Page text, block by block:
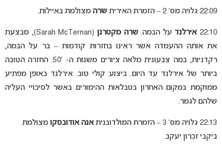
22:09 גלויה מס’ 2 – הזמרת האירית שרה מצולמת באיילות.
22:10 אירלנד על הבמה.שרה מקטרנן
(Sarah McTernan), מבצעת
את אותה ההעמדה אשר ראינו בחזרות קודמות – בר על הבמה,
רקדניות, במה צבעונית מלאה ציורים משנות ה- 50′. החזרה הטובה
ביותר של אירלנד עד היום. ביצוע קולי טוב. אירלנד באופן מפתיע
ממוקמת במקום האחרון בטבלאות ההימורים באשר לסיכויי העליה
שלהם לגמר.
22:13 גלויה מס’ 3 – הזמרת המולדובנית אנה אודובסקו מצולמת
ביקבי זכרון יעקב.